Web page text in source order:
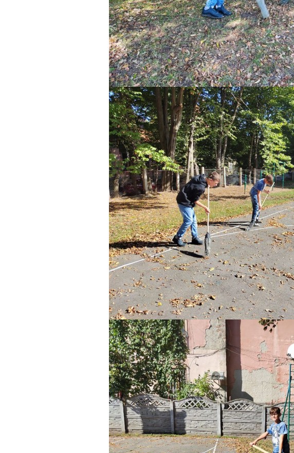
порушеннями
МО вчителів трудового
навчання,
образотворчого
мистецтва та фізичного
виховання
МО вчителів і
вихователів початкових
класів
Методичне об’єднання
педагогів з навчання і
виховання учнів
початкових класів з
порушеннями
інтелектуального
розвитку